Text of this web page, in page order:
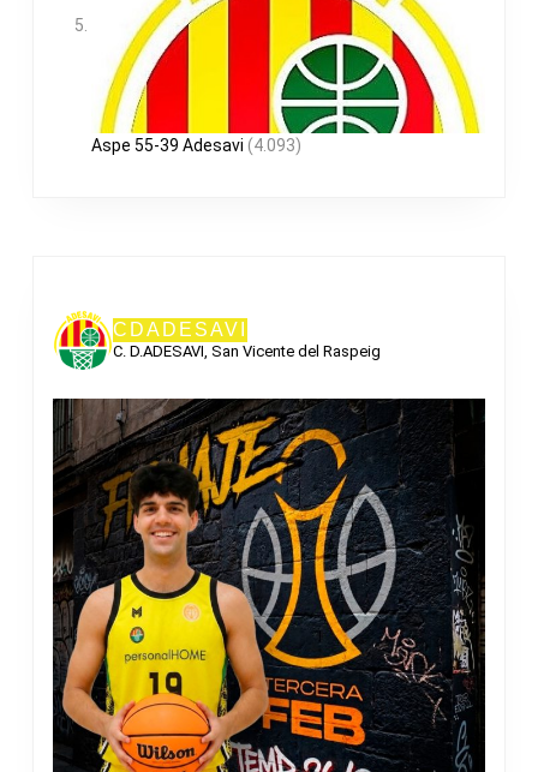
Aspe 55-39 Adesavi (4.093)
CDADESAVI
C. D.ADESAVI, San Vicente del Raspeig